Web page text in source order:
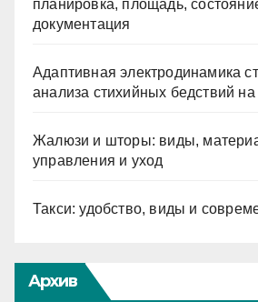
планировка, площадь,
документация
Адаптивная электродинамика
анализа стихийных бедствий на
Жалюзи и шторы: виды,
управления и уход
Такси: удобство, виды и
Архив